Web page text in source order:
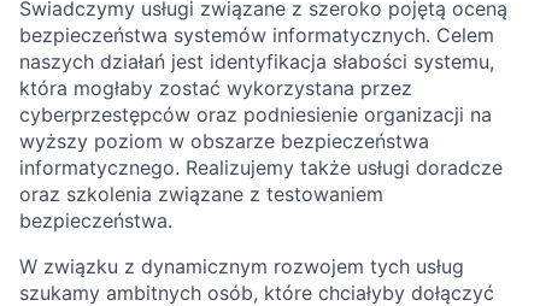
Świadczymy usługi związane z szeroko pojętą oceną
bezpieczeństwa systemów informatycznych. Celem
naszych działań jest identyfikacja słabości systemu,
która mogłaby zostać wykorzystana przez
cyberprzestępców oraz podniesienie organizacji na
wyższy poziom w obszarze bezpieczeństwa
informatycznego. Realizujemy także usługi doradcze
oraz szkolenia związane z testowaniem
bezpieczeństwa.
W związku z dynamicznym rozwojem tych usług
szukamy ambitnych osób, które chciałyby dołączyć